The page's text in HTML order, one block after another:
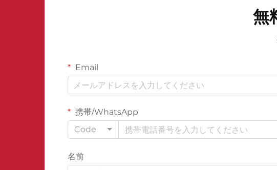
無
Email
携帯/WhatsApp
Code
名前